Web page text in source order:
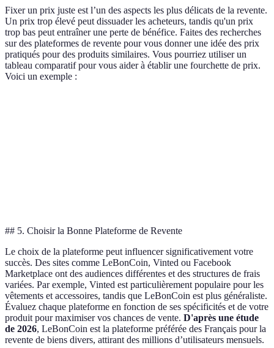
Fixer un prix juste est l’un des aspects les plus délicats de la revente.
Un prix trop élevé peut dissuader les acheteurs, tandis qu'un prix
trop bas peut entraîner une perte de bénéfice. Faites des recherches
sur des plateformes de revente pour vous donner une idée des prix
pratiqués pour des produits similaires. Vous pourriez utiliser un
tableau comparatif pour vous aider à établir une fourchette de prix.
Voici un exemple :
## 5. Choisir la Bonne Plateforme de Revente
Le choix de la plateforme peut influencer significativement votre
succès. Des sites comme LeBonCoin, Vinted ou Facebook
Marketplace ont des audiences différentes et des structures de frais
variées. Par exemple, Vinted est particulièrement populaire pour les
vêtements et accessoires, tandis que LeBonCoin est plus généraliste.
Évaluez chaque plateforme en fonction de ses spécificités et de votre
produit pour maximiser vos chances de vente. D'après une étude
de 2026, LeBonCoin est la plateforme préférée des Français pour la
revente de biens divers, attirant des millions d’utilisateurs mensuels.